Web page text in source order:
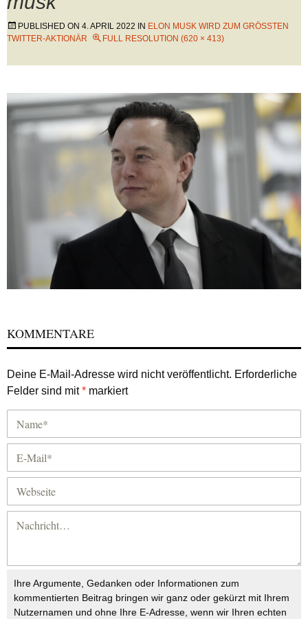
PUBLISHED ON 4. APRIL 2022 IN ELON MUSK WIRD ZUM GRÖSSTEN T
WITTER-AKTIONÄR
FULL RESOLUTION (620 × 413)
KOMMENTARE
Deine E-Mail-Adresse wird nicht veröffentlicht. Erforderliche
Felder sind mit* markiert
Ihre Argumente, Gedanken oder Informationen zum
kommentierten Beitrag bringen wir ganz oder gekürzt mit Ihrem
Nutzernamen und ohne Ihre E-Adresse, wenn wir Ihren echten